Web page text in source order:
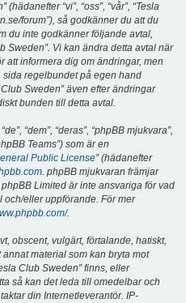
“vi”, “oss”, “vår”, “Tesla
forum”), så godkänner du att du
du inte godkänner följande avtal,
Sweden”. Vi kan ändra detta avtal när
att informera dig om ändringar, men
regelbundet på egen hand
Sweden” även efter ändringar
bunden till detta avtal.
“dem”, “deras”, “phpBB mjukvara”,
Teams”) som är en
Public License” (hädanefter
. phpBB mjukvaran främjar
Limited är inte ansvariga för vad
eller uppförande. För mer
.
obscent, vulgärt, förtalande, hatiskt,
material som kan bryta mot
Club Sweden” finns, eller
så kan det leda till omedelbar och
din Internetleverantör. IP-